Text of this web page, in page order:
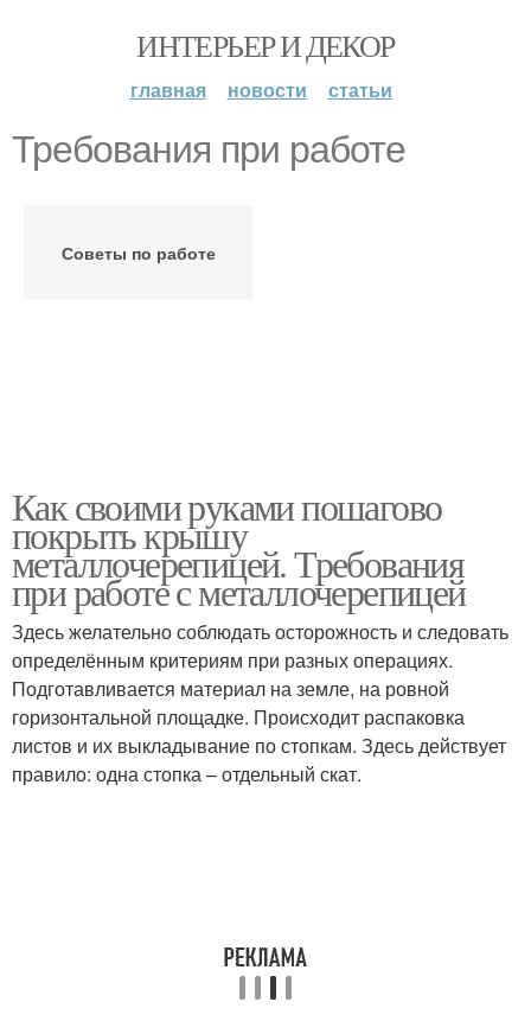
ИНТЕРЬЕР И ДЕКОР
главная новости статьи
Требования при работе
Советы по работе
Как своими руками пошагово
покрыть крышу
металлочерепицей. Требования
при работе с металлочерепицей
Здесь желательно соблюдать осторожность и следовать
определённым критериям при разных операциях.
Подготавливается материал на земле, на ровной
горизонтальной площадке. Происходит распаковка
листов и их выкладывание по стопкам. Здесь действует
правило: одна стопка – отдельный скат.